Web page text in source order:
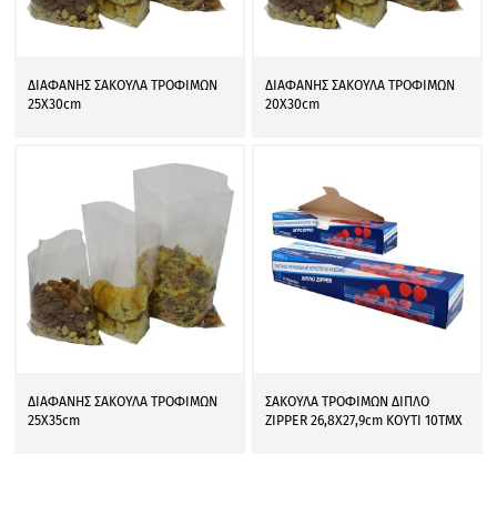
ΔΙΑΦΑΝΗΣ ΣΑΚΟΥΛΑ ΤΡΟΦΙΜΩΝ
25Χ30cm
ΔΙΑΦΑΝΗΣ ΣΑΚΟΥΛΑ ΤΡΟΦΙΜΩΝ
20Χ30cm
ΔΙΑΦΑΝΗΣ ΣΑΚΟΥΛΑ ΤΡΟΦΙΜΩΝ
25Χ35cm
ΣΑΚΟΥΛΑ ΤΡΟΦΙΜΩΝ ΔΙΠΛΟ
ZIPPER 26,8X27,9cm ΚΟΥΤΙ 10ΤΜΧ